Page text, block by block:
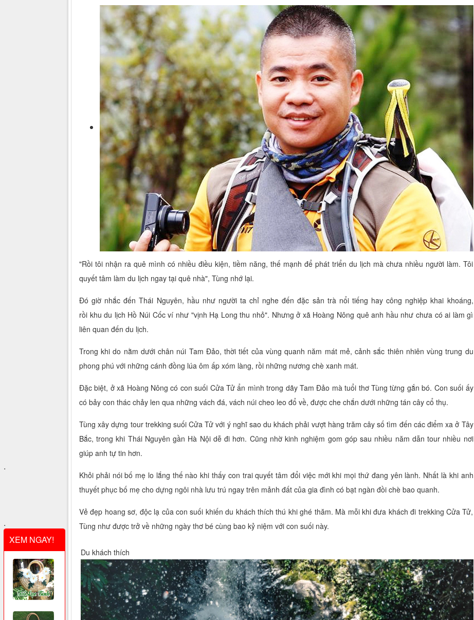
"Rồi tôi nhận ra quê mình có nhiều điều kiện, tiềm năng, thế mạnh để phát triển du lịch mà chưa nhiều người làm. Tôi
quyết tâm làm du lịch ngay tại quê nhà", Tùng nhớ lại.
Đó giờ nhắc đến Thái Nguyên, hầu như người ta chỉ nghe đến đặc sản trà nổi tiếng hay công nghiệp khai khoáng,
rồi khu du lịch Hồ Núi Cốc ví như "vịnh Hạ Long thu nhỏ". Nhưng ở xã Hoàng Nông quê anh hầu như chưa có ai làm gì
liên quan đến du lịch.
Trong khi do nằm dưới chân núi Tam Đảo, thời tiết của vùng quanh năm mát mẻ, cảnh sắc thiên nhiên vùng trung du
phong phú với những cánh đồng lúa ôm ấp xóm làng, rồi những nương chè xanh mát.
Đặc biệt, ở xã Hoàng Nông có con suối Cửa Tử ẩn mình trong dãy Tam Đảo mà tuổi thơ Tùng từng gắn bó. Con suối ấy
có bảy con thác chảy len qua những vách đá, vách núi cheo leo đổ về, được che chắn dưới những tán cây cổ thụ.
Tùng xây dựng tour trekking suối Cửa Tử với ý nghĩ sao du khách phải vượt hàng trăm cây số tìm đến các điểm xa ở Tây
Bắc, trong khi Thái Nguyên gần Hà Nội dễ đi hơn. Cũng nhờ kinh nghiệm gom góp sau nhiều năm dẫn tour nhiều nơi
giúp anh tự tin hơn.
Khỏi phải nói bố mẹ lo lắng thế nào khi thấy con trai quyết tâm đổi việc mới khi mọi thứ đang yên lành. Nhất là khi anh
thuyết phục bố mẹ cho dựng ngôi nhà lưu trú ngay trên mảnh đất của gia đình có bạt ngàn đồi chè bao quanh.
Vẻ đẹp hoang sơ, độc lạ của con suối khiến du khách thích thú khi ghé thăm. Mà mỗi khi đưa khách đi trekking Cửa Tử,
Tùng như được trở về những ngày thơ bé cùng bao kỷ niệm với con suối này.
Du khách thích
.
.
XEM NGAY!